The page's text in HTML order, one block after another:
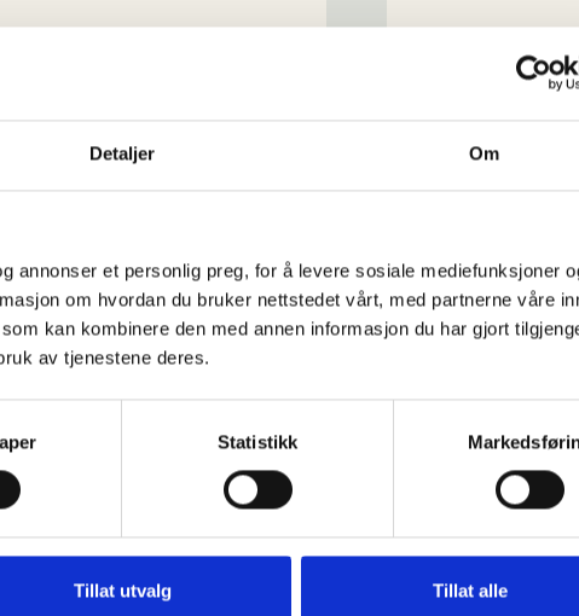
Detaljer Om
annonser et personlig preg, for å levere sosiale mediefunksjoner
om hvordan du bruker nettstedet vårt, med partnerne våre
kan kombinere den med annen informasjon du har gjort
av tjenestene deres.
Statistikk
Tillat utvalg Tillat alle
2-8
pers fra/til: € 1.029-3.626
Sengeplasser: 1-10
Priseks fra/til: € 662-
Reviews